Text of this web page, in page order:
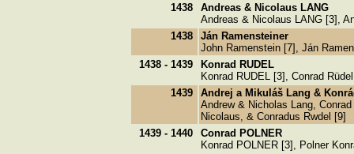
1438
Andreas & Nicolaus LANG
Andreas & Nicolaus LANG [3],
1438
Ján Ramensteiner
John Ramenstein [7], Ján
1438 - 1439
Konrad RUDEL
Konrad RUDEL [3], Conrad
1439
Andrej a Mikuláš Lang &
Andrew & Nicholas Lang,
Nicolaus, & Conradus Rwdel [9]
1439 - 1440
Conrad POLNER
Konrad POLNER [3], Polner